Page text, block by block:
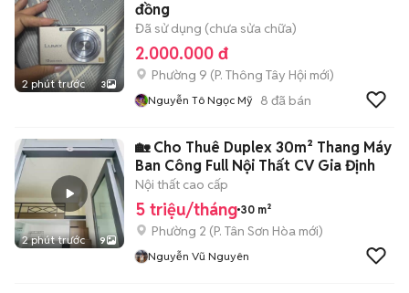
2 phút trước 3
đồng
Đã sử dụng (chưa sửa chữa)
2.000.000 đ
Phường 9 (P. Thông Tây Hội mới)
Nguyễn Tô Ngọc Mỹ 8 đã bán
2 phút trước 9
🏡 Cho Thuê Duplex 30m² Thang Máy
Ban Công Full Nội Thất CV Gia Định
Nội thất cao cấp
5 triệu/tháng 30 m²
Phường 2 (P. Tân Sơn Hòa mới)
Nguyễn Vũ Nguyên